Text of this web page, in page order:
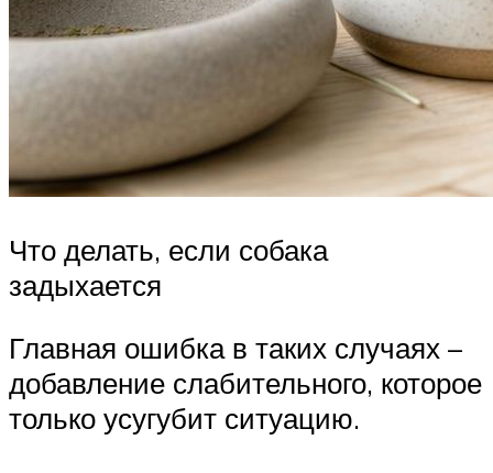
Что делать, если собака
задыхается
Главная ошибка в таких случаях –
добавление слабительного, которое
только усугубит ситуацию.